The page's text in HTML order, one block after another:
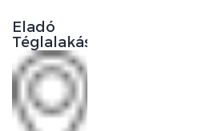
Eladó
Téglalakás